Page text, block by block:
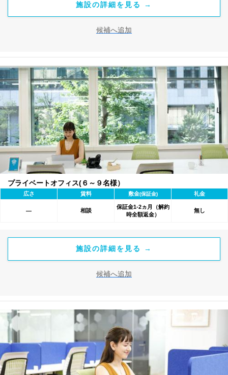
施設の詳細を見る →
候補へ追加
プライベートオフィス(６～９名様）
広さ 賃料 敷金(保証金) 礼金
― 相談
保証金1-2ヵ月（解約
時全額返金）
無し
施設の詳細を見る →
候補へ追加